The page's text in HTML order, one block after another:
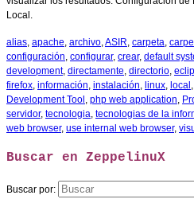
Local.
alias apache archivo ASIR carpeta
configuración configurar, crear, default
development, directamente directorio
firefox información instalación linux local
Development Tool php web application
servidor, tecnologia tecnologias de la
web browser, use internal web browser,
Buscar en ZeppelinuX
Buscar por: